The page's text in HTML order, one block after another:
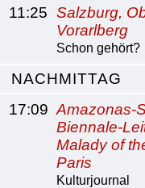
11:25 Salzburg,
Vorarlberg
Schon gehört?
NACHMITTAG
17:09 Amazonas-
Biennale-
Malady of
Paris
Kulturjournal